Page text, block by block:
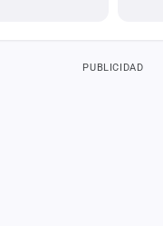
PUBLICIDAD